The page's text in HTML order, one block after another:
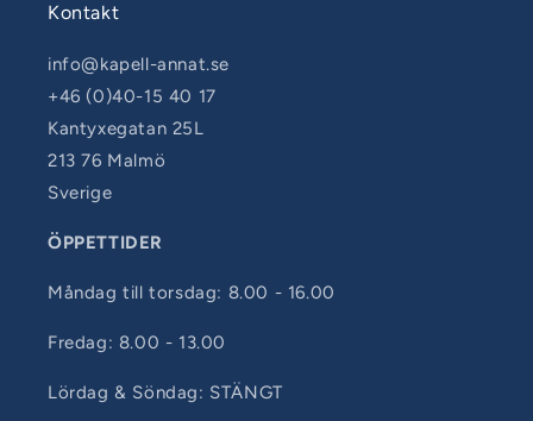
Kontakt
info@kapell-annat.se
+46 (0)40-15 40 17
Kantyxegatan 25L
213 76 Malmö
Sverige
ÖPPETTIDER
Måndag till torsdag: 8.00 - 16.00
Fredag: 8.00 - 13.00
Lördag & Söndag: STÄNGT